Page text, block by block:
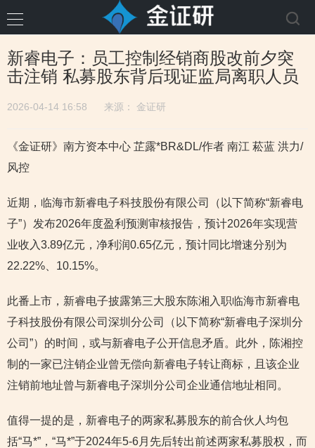
新睿电子：员工控制经销商股改前夕突
击注销 私募股东背后现证监局离职人员
2026-04-14 16:58 来源： 金证研
《金证研》南方资本中心 芷露*BR&DL/作者 南江 菘蓝 洪力/
风控
近期，临海市新睿电子科技股份有限公司（以下简称“新睿电
子”）发布2026年度盈利预测审核报告，预计2026年实现营
业收入3.89亿元，净利润0.65亿元，预计同比增速分别为
22.22%、10.15%。
此番上市，新睿电子披露第三大股东陈湘入职临海市新睿电
子科技股份有限公司深圳分公司（以下简称“新睿电子深圳分
公司”）的时间，或与新睿电子公开信息矛盾。此外，陈湘控
制的一家已注销企业曾无偿向新睿电子转让商标，且该企业
注销前地址曾与新睿电子深圳分公司企业通信地址相同。
值得一提的是，新睿电子的两家私募股东的前合伙人均包
括“马*”，“马*”于2024年5-6月先后转出前述两家私募股权，而